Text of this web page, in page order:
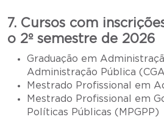
7. Cursos com
o 2º semestre de 2026
Graduação em
Administração Pública
Mestrado Profissional em
Mestrado Profissional em
Políticas Públicas (MPGPP)